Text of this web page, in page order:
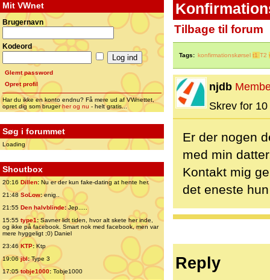
Mit VWnet
Brugernavn
Kodeord
Glemt password
Opret profil
Har du ikke en konto endnu? Få mere ud af VWnettet,
opret dig som brugerher og nu - helt gratis...
Søg i forummet
Loading
Shoutbox
20:16 Dillen: Nu er der kun fake-dating at hente her.
21:48 SoLow:enig..
21:55 Den halvblinde:Jep.....
15:55 type1:Savner lidt tiden, hvor alt skete her inde,
og ikke på facebook. Smart nok med facebook, men var
mere hyggeligt ;0) Daniel
23:46 KTP:Ktp
19:06jbl:Type 3
17:05tobje1000: Tobje1000
Tilbage til forum
Tags: konfirmationskørsel t1 T2
njdb
Skrev for
Er der nogen
med min
Kontakt mig
det eneste
Reply